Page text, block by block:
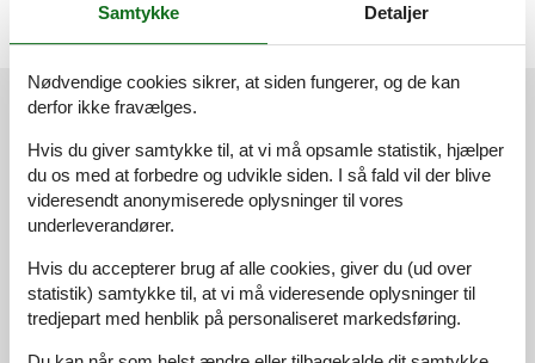
Vores gæsteanmeldelser
4,0 Baseret på1 vurdering
5
4
3
1
Samtykke Detaljer
Nødvendige cookies sikrer, at siden fungerer, og de kan
derfor ikke fravælges.
Hvis du giver samtykke til, at vi må opsamle statistik, hjælper
du os med at forbedre og udvikle siden. I så fald vil der blive
videresendt anonymiserede oplysninger til vores
underleverandører.
Hvis du accepterer brug af alle cookies, giver du (ud over
statistik) samtykke til, at vi må videresende oplysninger til
tredjepart med henblik på personaliseret markedsføring.